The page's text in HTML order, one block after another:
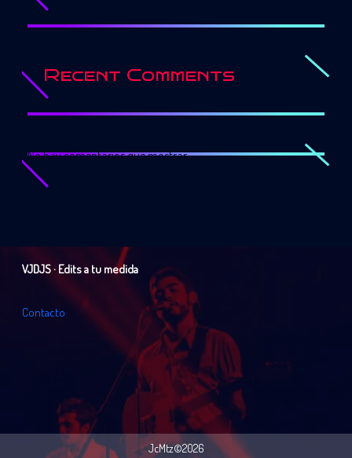
Recent Comments
No hay comentarios que mostrar.
VJDJS · Edits a tu medida
Contacto
JcMtz©2026